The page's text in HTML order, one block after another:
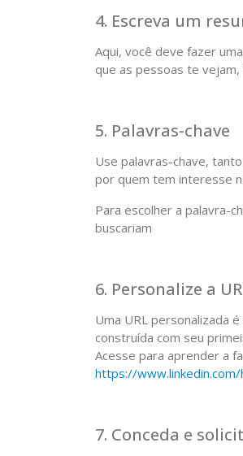
4. Escreva um
Aqui, você deve fazer
que as pessoas te
5. Palavras-chave
Use palavras-chave,
por quem tem interesse
Para escolher a palavra-
buscariam
6. Personalize a
Uma URL personalizada
construída com seu
Acesse para aprender a
https://
7. Conceda e